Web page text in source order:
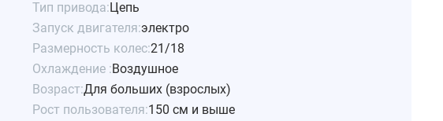
Тип привода:Цепь
Запуск двигателя:электро
Размерность колес:21/18
Охлаждение :Воздушное
Возраст:Для больших (взрослых)
Рост пользователя:150 см и выше